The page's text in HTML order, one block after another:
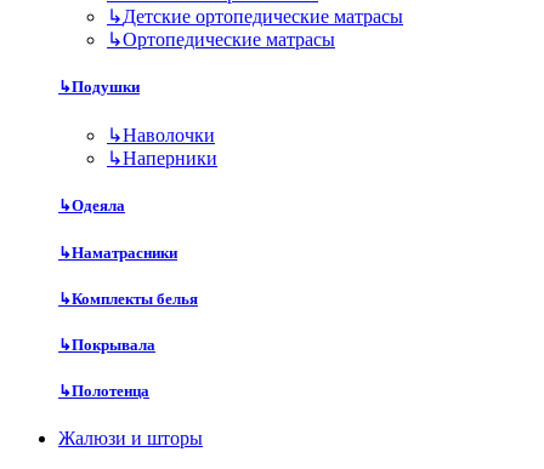
↳Детские ортопедические матрасы
↳Ортопедические матрасы
↳Подушки
↳Наволочки
↳Наперники
↳Одеяла
↳Наматрасники
↳Комплекты белья
↳Покрывала
↳Полотенца
Жалюзи и шторы